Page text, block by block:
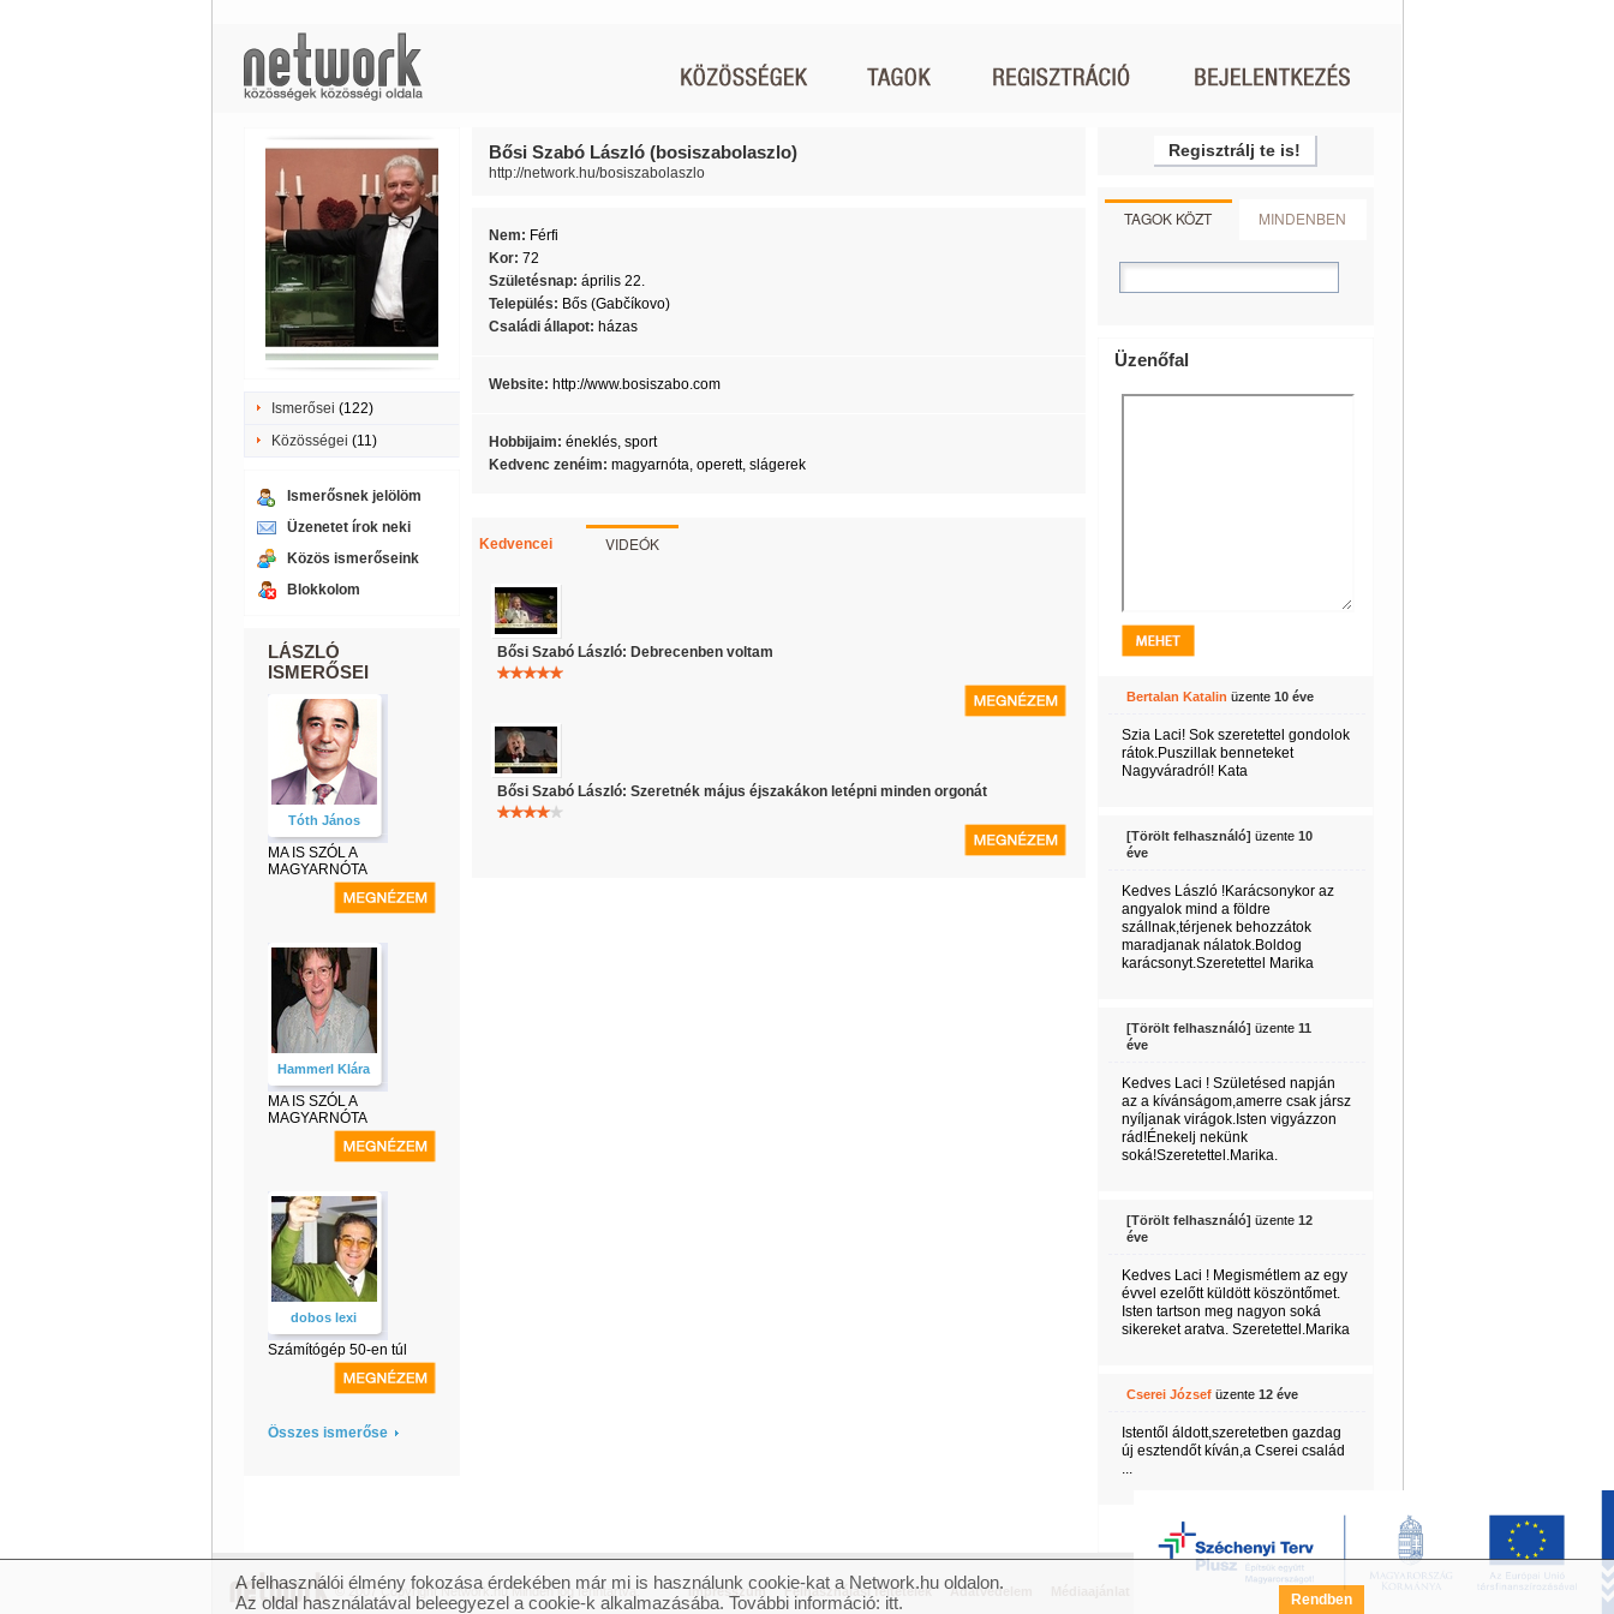
Ismerősei (122)
Közösségei (11)
Ismerősnek jelölöm
Üzenetet írok neki
Közös ismerőseink
Blokkolom
LÁSZLÓ
ISMERŐSEI
Tóth János
MA IS SZÓL A
MAGYARNÓTA
Hammerl Klára
MA IS SZÓL A
MAGYARNÓTA
dobos lexi
Számítógép 50-en túl
Összes ismerőse
Bősi Szabó László (bosiszabolaszlo)
http://network.hu/bosiszabolaszlo
Nem: Férfi
Kor: 72
Születésnap: április 22.
Település: Bős (Gabčíkovo)
Családi állapot: házas
Website: http://www.bosiszabo.com
Hobbijaim: éneklés, sport
Kedvenc zenéim: magyarnóta, operett, slágerek
Kedvencei VIDEÓK
Bősi Szabó László: Debrecenben voltam
Bősi Szabó László: Szeretnék május éjszakákon letépni minden orgonát
Regisztrálj te is!
TAGOK KÖZT MINDENBEN
Üzenőfal
Bertalan Katalin üzente 10 éve
Szia Laci! Sok szeretettel gondolok
rátok.Puszillak benneteket
Nagyváradról! Kata
[Törölt felhasználó] üzente 10
éve
Kedves László !Karácsonykor az
angyalok mind a földre
szállnak,térjenek behozzátok
maradjanak nálatok.Boldog
karácsonyt.Szeretettel Marika
[Törölt felhasználó] üzente 11
éve
Kedves Laci ! Születésed napján
az a kívánságom,amerre csak jársz
nyíljanak virágok.Isten vigyázzon
rád!Énekelj nekünk
soká!Szeretettel.Marika.
[Törölt felhasználó] üzente 12
éve
Kedves Laci ! Megismétlem az egy
évvel ezelőtt küldött köszöntőmet.
Isten tartson meg nagyon soká
sikereket aratva. Szeretettel.Marika
Cserei Józsefüzente 12 éve
Istentől áldott,szeretetben gazdag
új esztendőt kíván,a Cserei család
...
© 2007 Copyright Network.hu Minden jog fenntartva. Impresszum Felhasználási feltételek Adatvédelem Széchenyi Terv Pályázat FAQ
A felhasználói élmény fokozása érdekében már mi is használunk cookie-kat a Network.hu oldalon.
Az oldal használatával beleegyezel a cookie-k alkalmazásába. További információ: itt. Rendben